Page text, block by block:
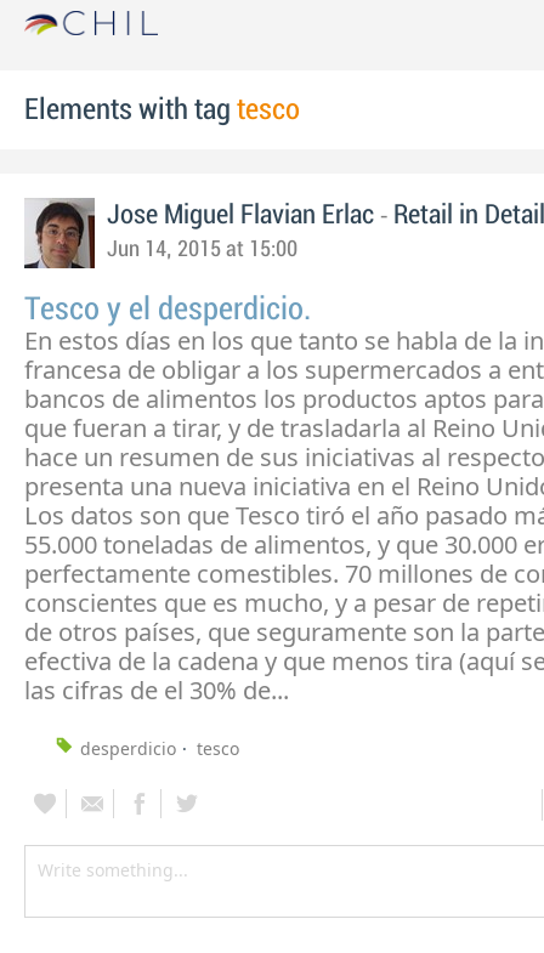
Elements with tag tesco
Jose Miguel Flavian Erlac - Retail in Detail
Jun 14, 2015 at 15:00
Tesco y el desperdicio.
En estos días en los que tanto se habla de la
francesa de obligar a los supermercados a
bancos de alimentos los productos aptos
que fueran a tirar, y de trasladarla al Reino
hace un resumen de sus iniciativas al
presenta una nueva iniciativa en el Reino
Los datos son que Tesco tiró el año pasado
55.000 toneladas de alimentos, y que 30.000
perfectamente comestibles. 70 millones de
conscientes que es mucho, y a pesar de
de otros países, que seguramente son la
efectiva de la cadena y que menos tira (aquí
las cifras de el 30% de...
desperdicio tesco